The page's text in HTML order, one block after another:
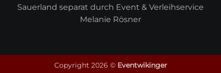
Sauerland separat durch Event & Verleihservice
Melanie Rösner
Copyright 2026 © Eventwikinger